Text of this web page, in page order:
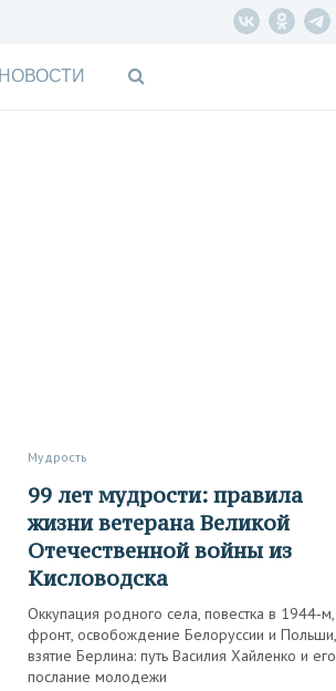
НОВОСТИ
Мудрость
99 лет мудрости: правила
жизни ветерана Великой
Отечественной войны из
Кисловодска
Оккупация родного села, повестка в 1944‑м,
фронт, освобождение Белоруссии и Польши,
взятие Берлина: путь Василия Хайленко и его
послание молодежи